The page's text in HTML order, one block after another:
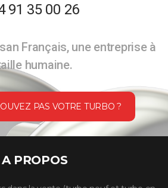
91 35 00 26
Français, une entreprise à
humaine.
PAS VOTRE TURBO ?
A PROPOS